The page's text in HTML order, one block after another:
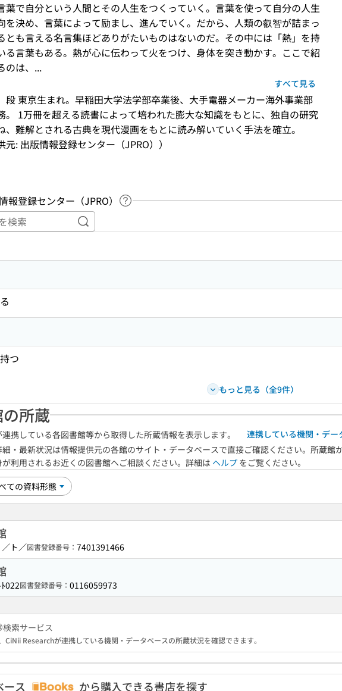
葉で自分という人間とその人生をつくっていく。言葉を使って自分の人生
を決め、言葉によって励まし、進んでいく。だから、人類の叡智が詰まっ
とも言える名言集ほどありがたいものはないのだ。その中には「熱」を持
る言葉もある。熱が心に伝わって火をつけ、身体を突き動かす。ここで紹
のは、...
すべて見る
段 東京生まれ。早稲田大学法学部卒業後、大手電器メーカー海外事業部
。 1万冊を超える読書によって培われた膨大な知識をもとに、独自の研究
、難解とされる古典を現代漫画をもとに読み解いていく手法を確立。
元: 出版情報登録センター（JPRO））
報登録センター（JPRO）
ヘルプページへのリンク
キーワードで目次内を検索
つ
もっと見る（全9件）
所蔵
携している各図書館等から取得した所蔵情報を表示します。
連携している機関・デー
・最新状況は情報提供元の各館のサイト・データベースで直接ご確認ください。所蔵館
利用されるお近くの図書館へご相談ください。詳細は ヘルプ をご覧ください。
／ト／図書登録番号： 7401391466
022図書登録番号： 0116059973
検索サービス
CiNii Researchが連携している機関・データベースの所蔵状況を確認できます。
ース から購入できる書店を探す